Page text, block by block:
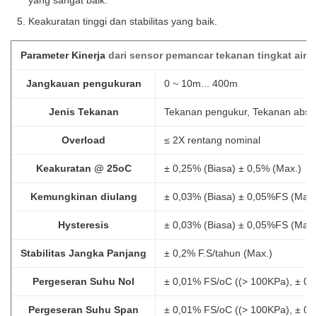
Keakuratan tinggi dan stabilitas yang baik.
Parameter Kinerja dari sensor pemancar tekanan tingkat air
Jangkauan pengukuran 0 ~ 10m... 400m
Jenis Tekanan Tekanan pengukur, Tekanan
Overload ≤ 2X rentang nominal
Keakuratan @ 25oC ± 0,25% (Biasa) ± 0,5% (Max.)
Kemungkinan diulang ± 0,03% (Biasa) ± 0,05%FS
Hysteresis ± 0,03% (Biasa) ± 0,05%FS
Stabilitas Jangka Panjang ± 0,2% F.S/tahun (Max.)
Pergeseran Suhu Nol ± 0,01% FS/oC ((> 100KPa), ±
Pergeseran Suhu Span ± 0,01% FS/oC ((> 100KPa), ±